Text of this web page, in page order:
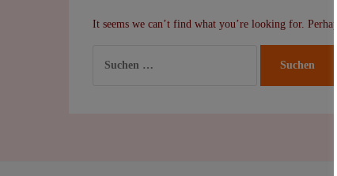
It seems we can’t find what you’re looking for.
nach: